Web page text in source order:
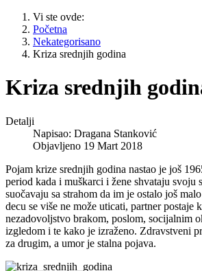
Vi ste ovde:
Početna
Nekategorisano
Kriza srednjih godina
Kriza srednjih
Detalji
Napisao: Dragana Stanković
Objavljeno 19 Mart 2018
Pojam krize srednjih godina nastao je još
period kada i muškarci i žene shvataju svoju
suočavaju sa strahom da im je ostalo još
decu se više ne može uticati, partner postaje
nezadovoljstvo brakom, poslom, socijalnim
izgledom i te kako je izraženo. Zdravstveni
za drugim, a umor je stalna pojava.